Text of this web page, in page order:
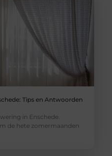
Tips en Antwoorden
in Enschede.
de hete zomermaanden